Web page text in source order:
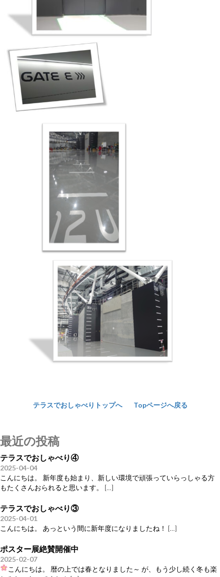
テラスでおしゃべりトップへ Topページへ戻る
最近の投稿
テラスでおしゃべり④
2025-04-04
こんにちは。 新年度も始まり、新しい環境で頑張っていらっしゃる方
もたくさんおられると思います。 […]
テラスでおしゃべり③
2025-04-01
こんにちは。 あっという間に新年度になりましたね！ […]
ポスター展絶賛開催中
2025-02-07
こんにちは。 暦の上では春となりました～ が、もう少し続く冬も楽